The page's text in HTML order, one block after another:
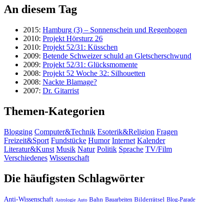
An diesem Tag
2015: Hamburg (3) – Sonnenschein und Regenbogen
2010: Projekt Hörsturz 26
2010: Projekt 52/31: Küsschen
2009: Betende Schweizer schuld an Gletscherschwund
2009: Projekt 52/31: Glücksmomente
2008: Projekt 52 Woche 32: Silhouetten
2008: Nackte Blamage?
2007: Dr. Gitarrist
Themen-Kategorien
Blogging Computer&Technik Esoterik&Religion Fragen
Freizeit&Sport Fundstücke Humor Internet Kalender
Literatur&Kunst Musik Natur Politik Sprache TV/Film
Verschiedenes Wissenschaft
Die häufigsten Schlagwörter
Anti-Wissenschaft Astrologie Auto Bahn Bauarbeiten Bilderrätsel Blog-Parade